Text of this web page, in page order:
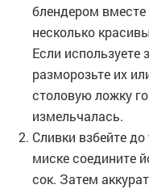
блендером
несколько
Если
разморозьте их
столовую ложку
измельчалась.
Сливки взбейте
миске соедините
сок. Затем